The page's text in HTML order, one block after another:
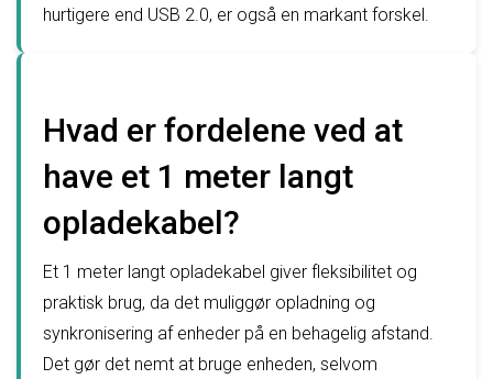
hurtigere end USB 2.0, er også en markant forskel.
Hvad er fordelene ved at
have et 1 meter langt
opladekabel?
Et 1 meter langt opladekabel giver fleksibilitet og
praktisk brug, da det muliggør opladning og
synkronisering af enheder på en behagelig afstand.
Det gør det nemt at bruge enheden, selvom